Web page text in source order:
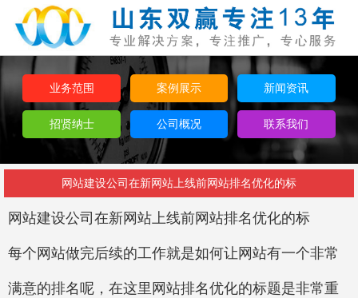
业务范围 案例展示 新闻资讯
招贤纳士 公司概况 联系我们
网站建设公司在新网站上线前网站排名优化的标
网站建设公司在新网站上线前网站排名优化的标
每个网站做完后续的工作就是如何让网站有一个非常
满意的排名呢，在这里网站排名优化的标题是非常重